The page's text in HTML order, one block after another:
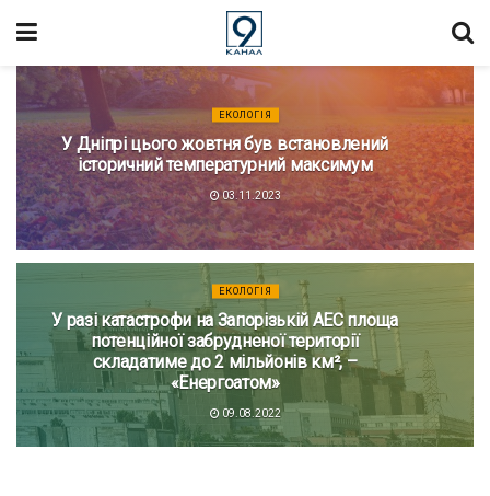
ЕКОЛОГІЯ
У Дніпрі цього жовтня був встановлений
історичний температурний максимум
03.11.2023
ЕКОЛОГІЯ
У разі катастрофи на Запорізькій АЕС площа
потенційної забрудненої території
складатиме до 2 мільйонів км², –
«Енергоатом»
09.08.2022